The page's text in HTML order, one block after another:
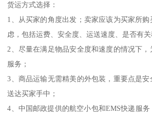
货运方式选择：
1、从买家的角度出发；卖家应该为买家所
虑，包括运费、安全度、运送速度、是否有关
2、尽量在满足物品安全度和速度的情况下
服务；
3、商品运输无需精美的外包装，重要点是
送达买家手中；
4、中国邮政提供的航空小包和EMS快递服